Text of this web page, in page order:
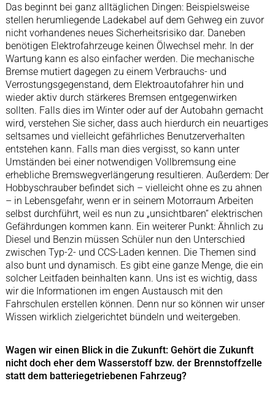
Das beginnt bei ganz alltäglichen Dingen: Beispielsweise
stellen herumliegende Ladekabel auf dem Gehweg ein zuvor
nicht vorhandenes neues Sicherheitsrisiko dar. Daneben
benötigen Elektrofahrzeuge keinen Ölwechsel mehr. In der
Wartung kann es also einfacher werden. Die mechanische
Bremse mutiert dagegen zu einem Verbrauchs- und
Verrostungsgegenstand, dem Elektroautofahrer hin und
wieder aktiv durch stärkeres Bremsen entgegenwirken
sollten. Falls dies im Winter oder auf der Autobahn gemacht
wird, verstehen Sie sicher, dass auch hierdurch ein neuartiges
seltsames und vielleicht gefährliches Benutzerverhalten
entstehen kann. Falls man dies vergisst, so kann unter
Umständen bei einer notwendigen Vollbremsung eine
erhebliche Bremswegverlängerung resultieren. Außerdem: Der
Hobbyschrauber befindet sich – vielleicht ohne es zu ahnen
– in Lebensgefahr, wenn er in seinem Motorraum Arbeiten
selbst durchführt, weil es nun zu „unsichtbaren“ elektrischen
Gefährdungen kommen kann. Ein weiterer Punkt: Ähnlich zu
Diesel und Benzin müssen Schüler nun den Unterschied
zwischen Typ-2- und CCS-Laden kennen. Die Themen sind
also bunt und dynamisch. Es gibt eine ganze Menge, die ein
solcher Leitfaden beinhalten kann. Uns ist es wichtig, dass
wir die Informationen im engen Austausch mit den
Fahrschulen erstellen können. Denn nur so können wir unser
Wissen wirklich zielgerichtet bündeln und weitergeben.
Wagen wir einen Blick in die Zukunft: Gehört die Zukunft
nicht doch eher dem Wasserstoff bzw. der Brennstoffzelle
statt dem batteriegetriebenen Fahrzeug?